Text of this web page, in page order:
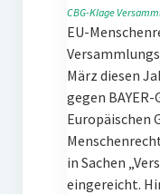
CBG-Klage
EU-
März diesen
gegen
Europäischen
in Sachen
eingereicht.